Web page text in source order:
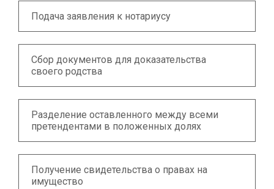
Подача заявления к нотариусу
Сбор документов для доказательства
своего родства
Разделение оставленного между всеми
претендентами в положенных долях
Получение свидетельства о правах на
имущество